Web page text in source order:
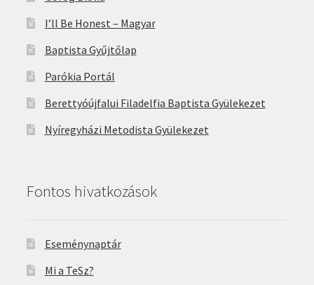
I’ll Be Honest – Magyar
Baptista Gyűjtőlap
Parókia Portál
Berettyóújfalui Filadelfia Baptista Gyülekezet
Nyíregyházi Metodista Gyülekezet
Fontos hivatkozások
Eseménynaptár
Mi a TeSz?